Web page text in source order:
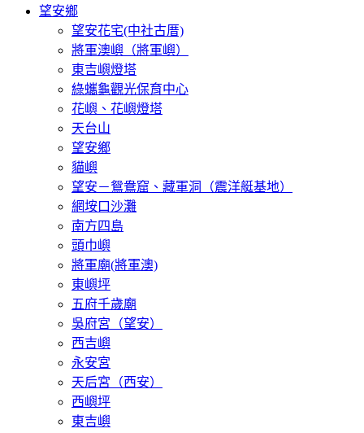
望安鄉
望安花宅(中社古厝)
將軍澳嶼（將軍嶼）
東吉嶼燈塔
綠蠵龜觀光保育中心
花嶼、花嶼燈塔
天台山
望安鄉
貓嶼
望安－鴛鴦窟、藏軍洞（震洋艇基地）
網垵口沙灘
南方四島
頭巾嶼
將軍廟(將軍澳)
東嶼坪
五府千歲廟
吳府宮（望安）
西吉嶼
永安宮
天后宮（西安）
西嶼坪
東吉嶼